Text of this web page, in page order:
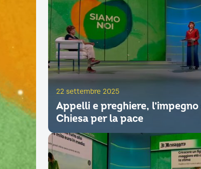
22 settembre 2025
Appelli e preghiere,
Chiesa per la pace